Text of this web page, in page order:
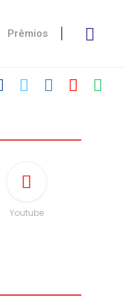
Prêmios
Youtube